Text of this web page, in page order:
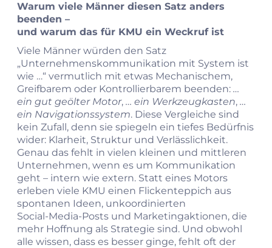
Warum viele Männer diesen Satz anders
beenden –
und warum das für KMU ein Weckruf ist
Viele Männer würden den Satz
„Unternehmenskommunikation mit System ist
wie …“ vermutlich mit etwas Mechanischem,
Greifbarem oder Kontrollierbarem beenden: …
ein gut geölter Motor, … ein Werkzeugkasten, …
ein Navigationssystem. Diese Vergleiche sind
kein Zufall, denn sie spiegeln ein tiefes Bedürfnis
wider: Klarheit, Struktur und Verlässlichkeit.
Genau das fehlt in vielen kleinen und mittleren
Unternehmen, wenn es um Kommunikation
geht – intern wie extern. Statt eines Motors
erleben viele KMU einen Flickenteppich aus
spontanen Ideen, unkoordinierten
Social‑Media‑Posts und Marketingaktionen, die
mehr Hoffnung als Strategie sind. Und obwohl
alle wissen, dass es besser ginge, fehlt oft der